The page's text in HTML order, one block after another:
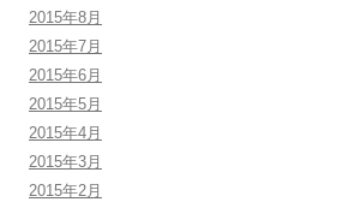
2015年8月
2015年7月
2015年6月
2015年5月
2015年4月
2015年3月
2015年2月